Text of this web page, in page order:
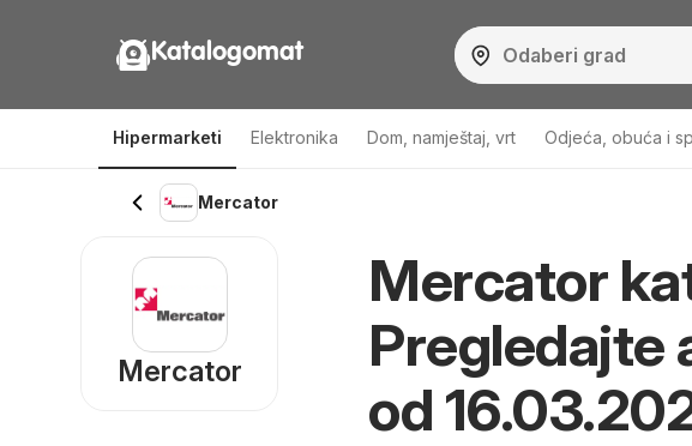
Katalogomat
Hipermarketi Elektronika Dom, namještaj, vrt Odjeća, obuća i
Mercator
Mercator
Pregledajte
od
Mercator